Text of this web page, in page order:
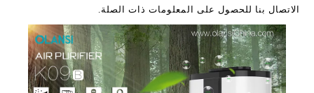
الاتصال بنا للحصول على المعلومات ذات الصلة.